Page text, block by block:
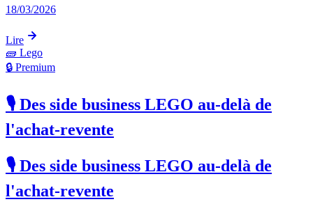
18/03/2026
Lire
🧱 Lego
🔒 Premium
🎙️ Des side business LEGO au-delà de
l'achat-revente
🎙️ Des side business LEGO au-delà de
l'achat-revente